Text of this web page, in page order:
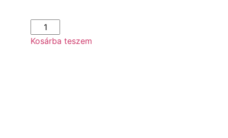
Kosárba teszem